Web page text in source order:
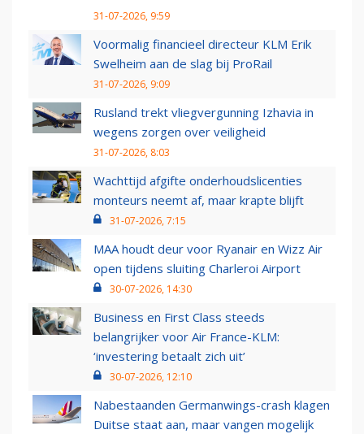
31-07-2026, 9:59
Voormalig financieel directeur KLM Erik
Swelheim aan de slag bij ProRail
31-07-2026, 9:09
Rusland trekt vliegvergunning Izhavia in
wegens zorgen over veiligheid
31-07-2026, 8:03
Wachttijd afgifte onderhoudslicenties
monteurs neemt af, maar krapte blijft
31-07-2026, 7:15
MAA houdt deur voor Ryanair en Wizz Air
open tijdens sluiting Charleroi Airport
30-07-2026, 14:30
Business en First Class steeds
belangrijker voor Air France-KLM:
‘investering betaalt zich uit’
30-07-2026, 12:10
Nabestaanden Germanwings-crash klagen
Duitse staat aan, maar vangen mogelijk